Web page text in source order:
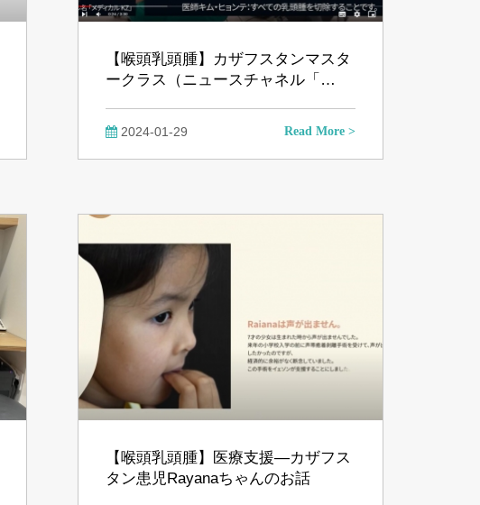
【喉頭乳頭腫】カザフスタンマスタ
ークラス（ニュースチャネル「…
2024-01-29 Read More >
【喉頭乳頭腫】医療支援―カザフス
タン患児Rayanaちゃんのお話